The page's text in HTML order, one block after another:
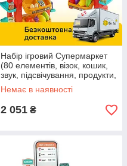
Набір ігровий Супермаркет
(80 елементів, візок, кошик,
звук, підсвічування, продукти,
сканер, ваги) 922-194
Немає в наявності
2 051 ₴